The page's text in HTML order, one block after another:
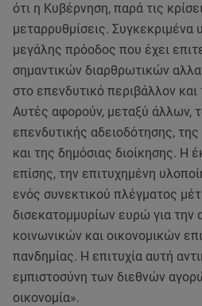
ότι η Κυβέρνηση, παρά τις
μεταρρυθμίσεις. Συγκεκριμένα
μεγάλης πρόοδος που έχει
σημαντικών διαρθρωτικών
στο επενδυτικό περιβάλλον και
Αυτές αφορούν, μεταξύ άλλων,
επενδυτικής αδειοδότησης,
και της δημόσιας διοίκησης. Η
επίσης, την επιτυχημένη
ενός συνεκτικού πλέγματος
δισεκατομμυρίων ευρώ για την
κοινωνικών και οικονομικών
πανδημίας. Η επιτυχία αυτή
εμπιστοσύνη των διεθνών
οικονομία».